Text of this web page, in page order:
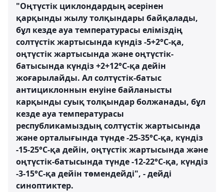
"Оңтүстік циклондардың әсерінен
қарқынды жылу толқындары байқалады,
бұл кезде ауа температурасы еліміздің
солтүстік жартысында күндіз -5+2°С-қа,
оңтүстік жартысында және оңтүстік-
батысында күндіз +2+12°С-қа дейін
жоғарылайды. Ал солтүстік-батыс
антициклоннын енуіне байланысты
карқынды суық толқындар болжанады, бұл
кезде ауа температурасы
республикамыздың солтүстік жартысында
және орталығында түнде -25-35°С-қа, күндіз
-15-25°С-қа дейін, оңтүстік жартысында және
оңтүстік-батысында түнде -12-22°С-қа, күндіз
-3-15°С-қа дейін төмендейді", - дейді
синоптиктер.